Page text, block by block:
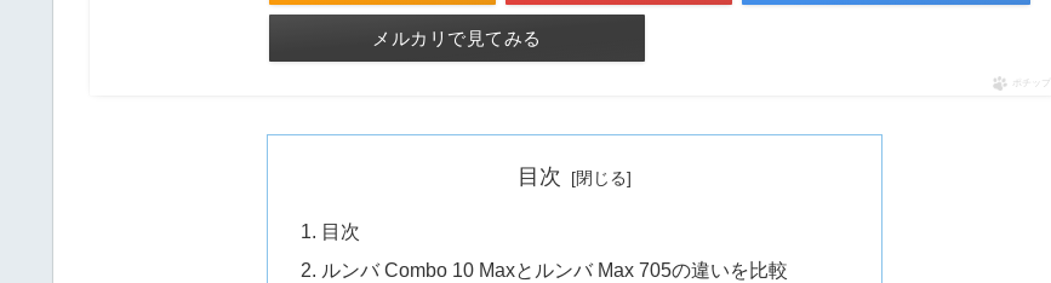
メルカリで見てみる
ポチップ
目次
目次
ルンバ Combo 10 Maxとルンバ Max 705の違いを比較